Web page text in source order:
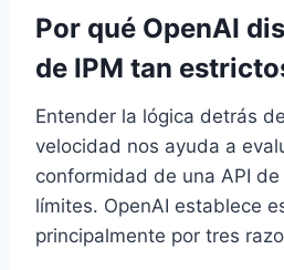
Por qué OpenAI
de IPM tan
Entender la lógica detrás
velocidad nos ayuda a
conformidad de una API
límites. OpenAI establece
principalmente por tres